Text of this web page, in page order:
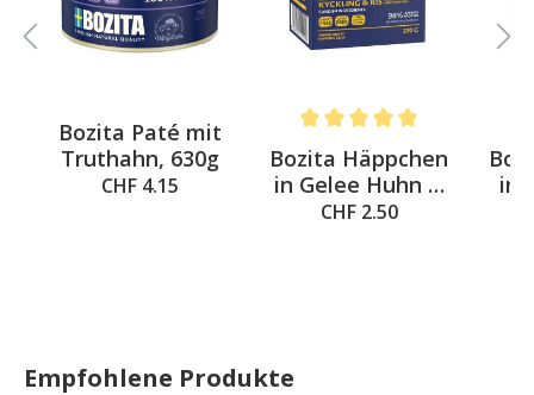
out of 5 stars
Bozita Paté mit
Truthahn, 630g
CHF 4.15
Bozita Häppchen
in Gelee Huhn &
Reis, 370g
CHF 2.50
in
Empfohlene Produkte